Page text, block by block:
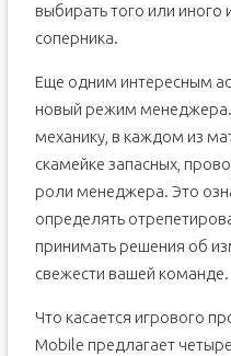
выбирать того или иного
соперника.
Еще одним интересным
новый режим менеджера.
механику, в каждом из
скамейке запасных,
роли менеджера. Это
определять
принимать решения об
свежести вашей команде.
Что касается игрового
Mobile предлагает